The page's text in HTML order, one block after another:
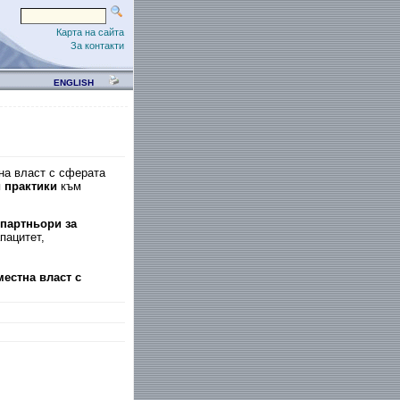
Карта на сайта
За контакти
ENGLISH
власт с сферата
практики към
за
власт с